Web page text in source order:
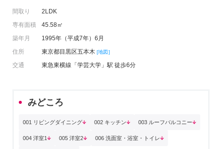
間取り
2LDK
専有面積
45.58㎡
築年月
1995年（平成7年）6月
住所
東京都目黒区五本木 [地図]
交通 東急東横線「学芸大学」駅 徒歩6分
みどころ
001 リビングダイニング 002 キッチン 003 ルーフバルコニー
004 洋室1 005 洋室2 006 洗面室・浴室・トイレ